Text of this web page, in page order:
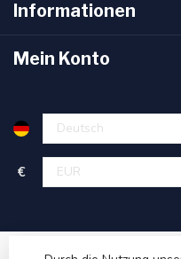
Informationen
Mein Konto
€